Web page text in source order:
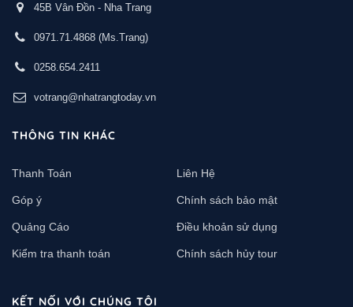
45B Vân Đồn - Nha Trang
0971.71.4868 (Ms.Trang)
0258.654.2411
votrang@nhatrangtoday.vn
THÔNG TIN KHÁC
Thanh Toán Liên Hệ
Góp ý Chính sách bảo mật
Quảng Cáo Điều khoản sử dụng
Kiểm tra thanh toán Chính sách hủy tour
KẾT NỐI VỚI CHÚNG TÔI